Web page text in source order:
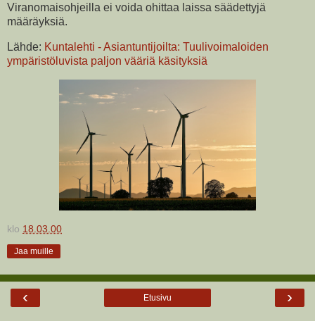
Viranomaisohjeilla ei voida ohittaa laissa säädettyjä
määräyksiä.
Lähde: Kuntalehti - Asiantuntijoilta: Tuulivoimaloiden
ympäristöluvista paljon vääriä käsityksiä
klo 18.03.00
Jaa muille
‹ ›
Etusivu